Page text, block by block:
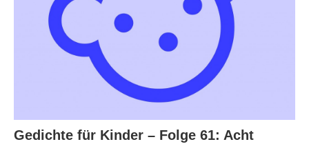
Gedichte für Kinder – Folge 61: Acht